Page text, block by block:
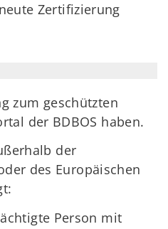
Zertifizierung
zum geschützten
der BDBOS haben.
der
des Europäischen
Person mit